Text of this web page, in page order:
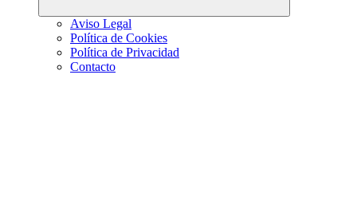
Aviso Legal
Política de Cookies
Política de Privacidad
Contacto